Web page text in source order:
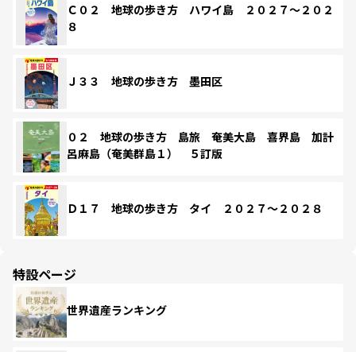
Ｃ０２ 地球の歩き方 ハワイ島 ２０２７～２０２
８
Ｊ３３ 地球の歩き方 墨田区
０２ 地球の歩き方 島旅 奄美大島 喜界島 加計
呂麻島（奄美群島１） ５訂版
Ｄ１７ 地球の歩き方 タイ ２０２７～２０２８
特設ページ
世界遺産ランキング